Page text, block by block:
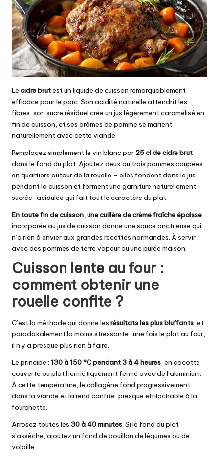
Le cidre brutest un liquide de cuisson remarquablement
efficace pour le porc. Son acidité naturelle attendrit les
fibres, son sucre résiduel crée un jus légèrement caramélisé en
fin de cuisson, et ses arômes de pomme se marient
naturellement avec cette viande.
Remplacez simplement le vin blanc par 25 cl de cidre brut
dans le fond du plat. Ajoutez deux ou trois pommes coupées
en quartiers autour de la rouelle – elles fondent dans le jus
pendant la cuisson et forment une garniture naturellement
sucrée-acidulée qui fait tout le caractère du plat.
En toute fin de cuisson, une cuillère de crème fraîche épaisse
incorporée au jus de cuisson donne une sauce onctueuse qui
n’a rien à envier aux grandes recettes normandes. À servir
avec des pommes de terre vapeur ou une purée maison.
Cuisson lente au four :
comment obtenir une
rouelle confite ?
C’est la méthode qui donne les résultats les plus bluffants, et
paradoxalement la moins stressante : une fois le plat au four,
il n’y a presque plus rien à faire.
Le principe : 130 à 150 °C pendant 3 à 4 heures, en cocotte
couverte ou plat hermétiquement fermé avec de l’aluminium.
À cette température, le collagène fond progressivement
dans la viande et la rend confite, presque effilochable à la
fourchette.
Arrosez toutes les 30 à 40 minutes. Si le fond du plat
s’assèche, ajoutez un fond de bouillon de légumes ou de
volaille.